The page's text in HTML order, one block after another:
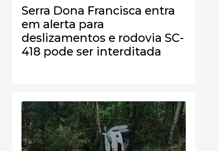
Serra Dona Francisca entra
em alerta para
deslizamentos e rodovia SC-
418 pode ser interditada